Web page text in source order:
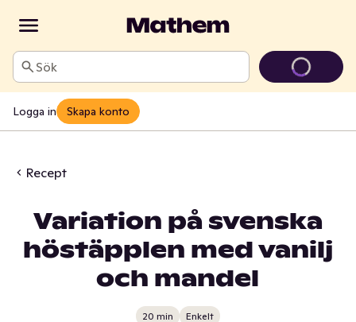
Sök
Logga in Skapa konto
Recept
Variation på svenska
höstäpplen med vanilj
och mandel
20 min Enkelt